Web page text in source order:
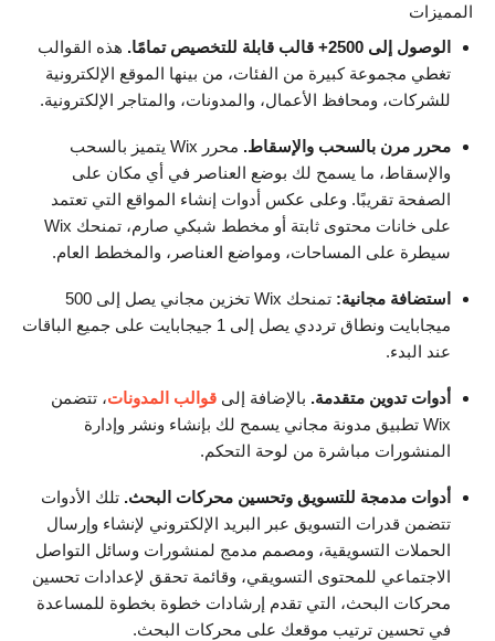
المميزات
الوصول إلى 2500+ قالب قابلة للتخصيص تمامًا.
هذه القوالب
تغطي مجموعة كبيرة من الفئات، من بينها الموقع الإلكترونية
للشركات، ومحافظ الأعمال، والمدونات، والمتاجر الإلكترونية.
محرر مرن بالسحب والإسقاط.
محرر Wix يتميز بالسحب
والإسقاط، ما يسمح لك بوضع العناصر في أي مكان على
الصفحة تقريبًا. وعلى عكس أدوات إنشاء المواقع التي تعتمد
على خانات محتوى ثابتة أو مخطط شبكي صارم، تمنحك Wix
سيطرة على المساحات، ومواضع العناصر، والمخطط العام.
استضافة مجانية:
تمنحك Wix تخزين مجاني يصل إلى 500
ميجابايت ونطاق ترددي يصل إلى 1 جيجابايت على جميع الباقات
عند البدء.
أدوات تدوين متقدمة. بالإضافة إلى قوالب المدونات، تتضمن
Wix تطبيق مدونة مجاني يسمح لك بإنشاء ونشر وإدارة
المنشورات مباشرة من لوحة التحكم.
أدوات مدمجة للتسويق وتحسين محركات البحث. تلك الأدوات
تتضمن قدرات التسويق عبر البريد الإلكتروني لإنشاء وإرسال
الحملات التسويقية، ومصمم مدمج لمنشورات وسائل التواصل
الاجتماعي للمحتوى التسويقي، وقائمة تحقق لإعدادات تحسين
محركات البحث، التي تقدم إرشادات خطوة بخطوة للمساعدة
في تحسين ترتيب موقعك على محركات البحث.